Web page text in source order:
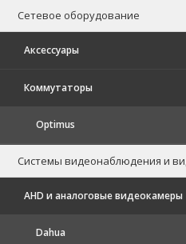
Сетевое оборудование
Аксессуары
Коммутаторы
Optimus
Системы видеонаблюдения и
AHD и аналоговые видеокамеры
Dahua